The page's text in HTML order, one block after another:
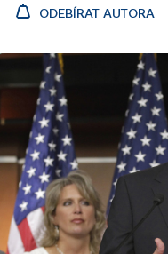
ODEBÍRAT AUTORA